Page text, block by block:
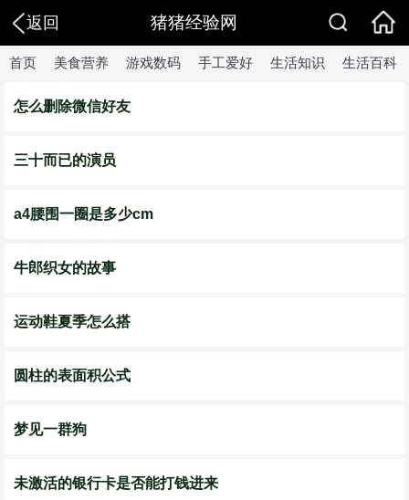
返回 猪猪经验网
首页 美食营养 游戏数码 手工爱好 生活知识 生活百科
怎么删除微信好友
三十而已的演员
a4腰围一圈是多少cm
牛郎织女的故事
运动鞋夏季怎么搭
圆柱的表面积公式
梦见一群狗
未激活的银行卡是否能打钱进来